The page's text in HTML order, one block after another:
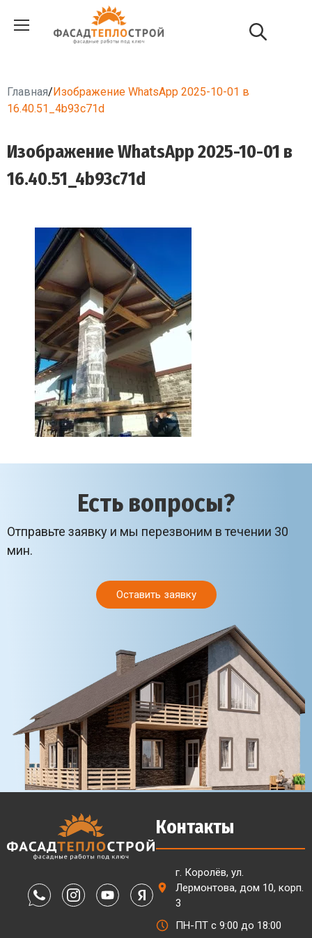
Главная/Изображение WhatsApp 2025-10-01 в
16.40.51_4b93c71d
Изображение WhatsApp 2025-10-01 в
16.40.51_4b93c71d
Есть вопросы?
Отправьте заявку и мы перезвоним в течении 30
мин.
Оставить заявку
Контакты
г. Королёв, ул.
Лермонтова, дом 10, корп.
3
ПН-ПТ с 9:00 до 18:00